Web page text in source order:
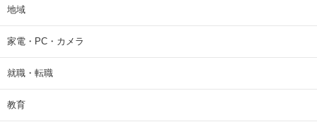
地域
家電・PC・カメラ
就職・転職
教育